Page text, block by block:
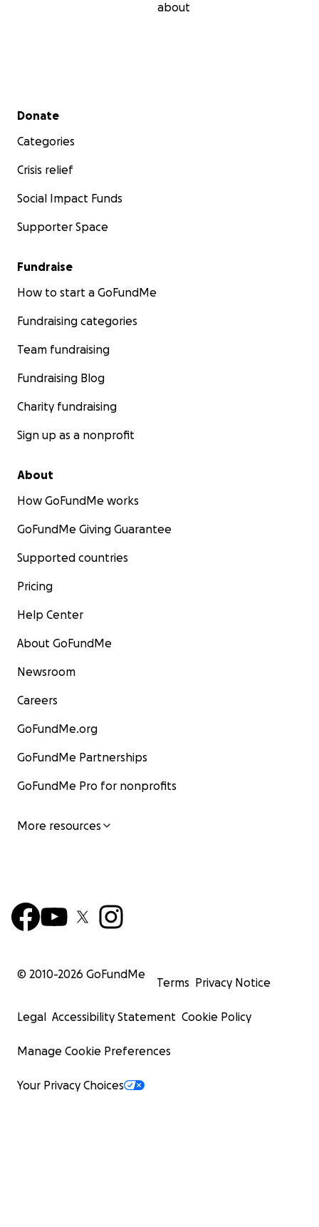
about
Secondary menu
Donate
Categories
Crisis relief
Social Impact Funds
Supporter Space
Fundraise
How to start a GoFundMe
Fundraising categories
Team fundraising
Fundraising Blog
Charity fundraising
Sign up as a nonprofit
About
How GoFundMe works
GoFundMe Giving Guarantee
Supported countries
Pricing
Help Center
About GoFundMe
Newsroom
Careers
GoFundMe.org
GoFundMe Partnerships
GoFundMe Pro for nonprofits
More resources
© 2010-2026 GoFundMe
Terms Privacy Notice
Legal Accessibility Statement Cookie Policy
Manage Cookie Preferences
Your Privacy Choices